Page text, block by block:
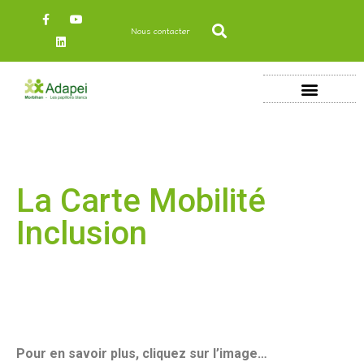
Nous contacter
La Carte Mobilité
Inclusion
Pour en savoir plus, cliquez sur l’image…